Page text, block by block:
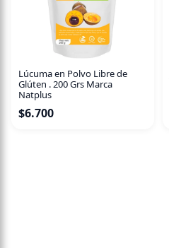
Lúcuma en Polvo Libre de
Glúten . 200 Grs Marca
Natplus
$6.700